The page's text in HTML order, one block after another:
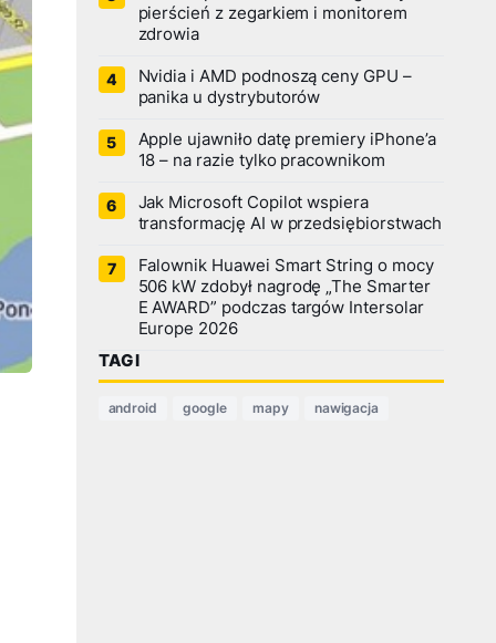
pierścień z zegarkiem i monitorem
zdrowia
Nvidia i AMD podnoszą ceny GPU –
panika u dystrybutorów
Apple ujawniło datę premiery iPhone’a
18 – na razie tylko pracownikom
Jak Microsoft Copilot wspiera
transformację AI w przedsiębiorstwach
Falownik Huawei Smart String o mocy
506 kW zdobył nagrodę „The Smarter
E AWARD” podczas targów Intersolar
Europe 2026
TAGI
android google mapy nawigacja